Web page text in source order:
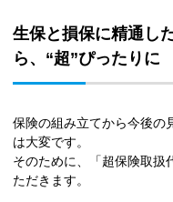
生保と損保に精通し
ら、“超”ぴったりに
保険の組み立てから今後の
は大変です。
そのために、「超保険取扱
ただきます。